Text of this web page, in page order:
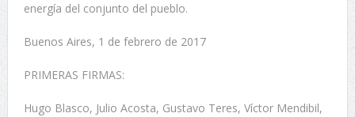
energía del conjunto del pueblo.
Buenos Aires, 1 de febrero de 2017
PRIMERAS FIRMAS:
Hugo Blasco, Julio Acosta, Gustavo Teres, Víctor Mendibil,